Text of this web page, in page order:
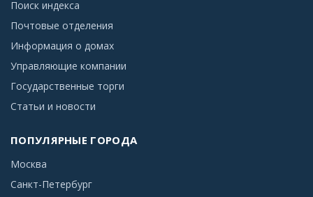
Поиск индекса
Почтовые отделения
Информация о домах
Управляющие компании
Государственные торги
Статьи и новости
ПОПУЛЯРНЫЕ ГОРОДА
Москва
Санкт-Петербург